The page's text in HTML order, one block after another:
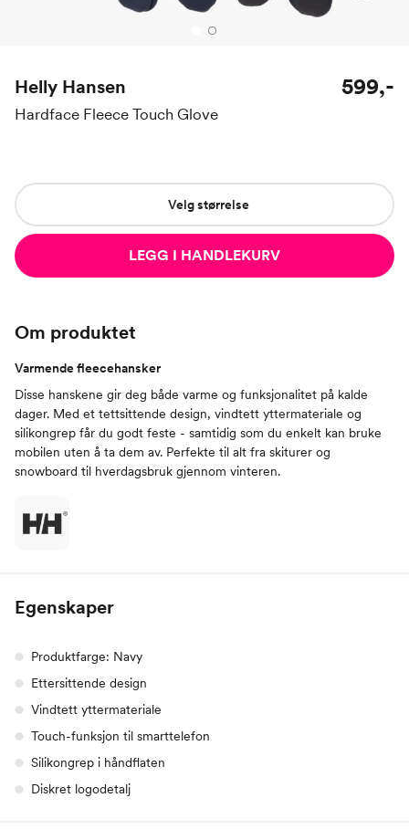
Helly Hansen
Hardface Fleece Touch Glove
599,-
Velg størrelse
LEGG I HANDLEKURV
Om produktet
Varmende fleecehansker
Disse hanskene gir deg både varme og funksjonalitet på kalde
dager. Med et tettsittende design, vindtett yttermateriale og
silikongrep får du godt feste - samtidig som du enkelt kan bruke
mobilen uten å ta dem av. Perfekte til alt fra skiturer og
snowboard til hverdagsbruk gjennom vinteren.
Egenskaper
Produktfarge: Navy
Ettersittende design
Vindtett yttermateriale
Touch-funksjon til smarttelefon
Silikongrep i håndflaten
Diskret logodetalj